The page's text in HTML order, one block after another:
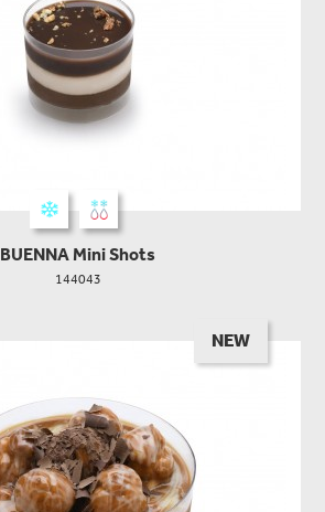
BUENNA Mini Shots
144043
NEW